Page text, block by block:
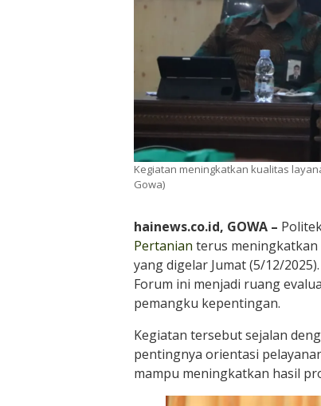
Kegiatan meningkatkan kualitas
Gowa)
hainews.co.id, GOWA –
Pertanian terus meningkatkan
yang digelar Jumat (5/12/2025).
Forum ini menjadi ruang
pemangku kepentingan.
Kegiatan tersebut sejalan
pentingnya orientasi
mampu meningkatkan hasil